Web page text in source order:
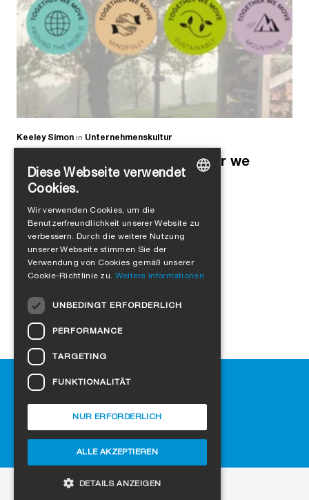
Keeley Simon in Unternehmenskultur
SIGA Challenge 2023: Together we
move(d)
Mehr laden
Hilfe
SIGA-Fachhändler finden
Häufig gestellte Fragen
Cookie-Einstellungen
ENGLISH
FRENCH
DANISH
LATVIAN
Diese Webseite verwendet
Cookies.
Wir verwenden Cookies, um die
Benutzerfreundlichkeit unserer Website zu
verbessern. Durch die weitere Nutzung
unserer Webseite stimmen Sie der
Verwendung von Cookies gemäß unserer
Cookie-Richtlinie zu. Weitere Informationen
UNBEDINGT ERFORDERLICH
PERFORMANCE
TARGETING
FUNKTIONALITÄT
ALLE AKZEPTIEREN
NUR ERFORDERLICH
DETAILS ANZEIGEN